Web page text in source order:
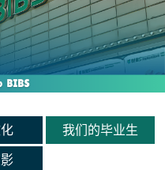
我们的毕业生